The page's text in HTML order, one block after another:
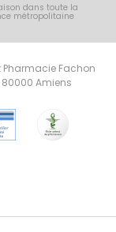
dans toute la
métropolitaine
Fachon
80000 Amiens